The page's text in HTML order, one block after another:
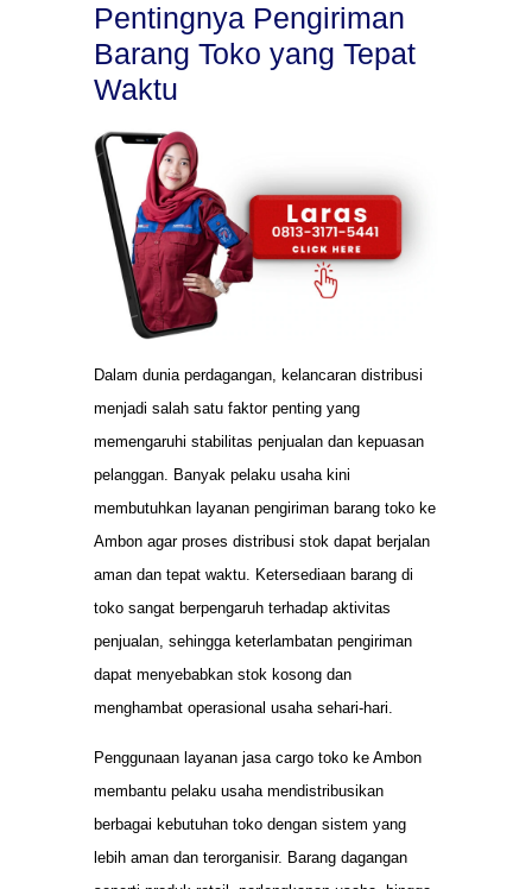
Pentingnya Pengiriman
Barang Toko yang Tepat
Waktu
Dalam dunia perdagangan, kelancaran distribusi
menjadi salah satu faktor penting yang
memengaruhi stabilitas penjualan dan kepuasan
pelanggan. Banyak pelaku usaha kini
membutuhkan layanan pengiriman barang toko ke
Ambon agar proses distribusi stok dapat berjalan
aman dan tepat waktu. Ketersediaan barang di
toko sangat berpengaruh terhadap aktivitas
penjualan, sehingga keterlambatan pengiriman
dapat menyebabkan stok kosong dan
menghambat operasional usaha sehari-hari.
Penggunaan layanan jasa cargo toko ke Ambon
membantu pelaku usaha mendistribusikan
berbagai kebutuhan toko dengan sistem yang
lebih aman dan terorganisir. Barang dagangan